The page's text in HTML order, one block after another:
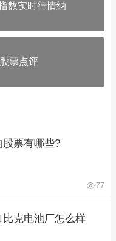
数实时行情纳
票点评
股票有哪些?
77
比克电池厂怎么样